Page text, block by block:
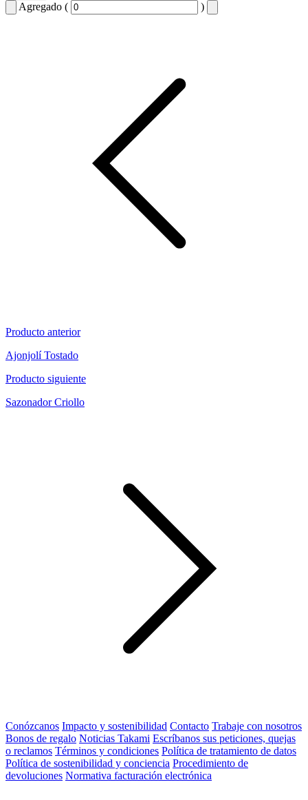
Agregado ( )
Producto anterior
Ajonjolí Tostado
Producto siguiente
Sazonador Criollo
Conózcanos Impacto y sostenibilidad Contacto Trabaje con nosotros
Bonos de regalo Noticias Takami Escríbanos sus peticiones, quejas
o reclamos Términos y condiciones Política de tratamiento de datos
Política de sostenibilidad y conciencia Procedimiento de
devoluciones Normativa facturación electrónica